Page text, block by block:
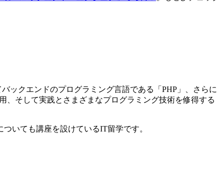
ックエンドのプログラミング言語である「PHP」、さらに
、そして実践とさまざまなプログラミング技術を修得する
いても講座を設けているIT留学です。